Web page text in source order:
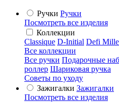
Ручки Ручки
Посмотреть все изделия
Коллекции
Classique D-Initial Defi
Все коллекции
Все ручки Подарочные
роллер Шариковая ручка
Советы по уходу
Зажигалки Зажигалки
Посмотреть все изделия